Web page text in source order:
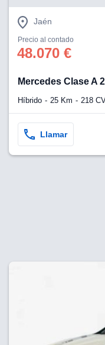
Jaén
Precio al contado
48.070 €
Mercedes Clase A
Híbrido 25 Km 218
Llamar